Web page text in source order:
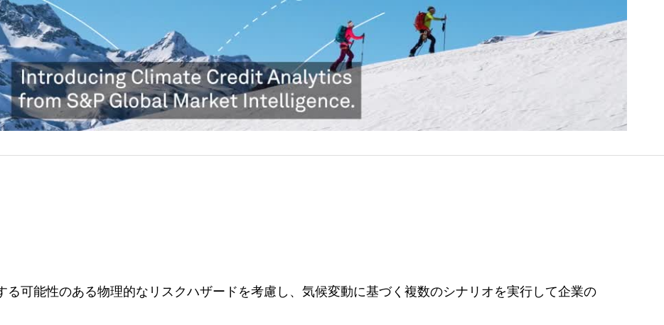
る可能性のある物理的なリスクハザードを考慮し、気候変動に基づく複数のシナリオを実行して企業の